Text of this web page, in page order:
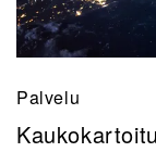
Palvelu